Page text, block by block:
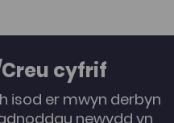
cyfrif
isod er mwyn derbyn
newydd yn